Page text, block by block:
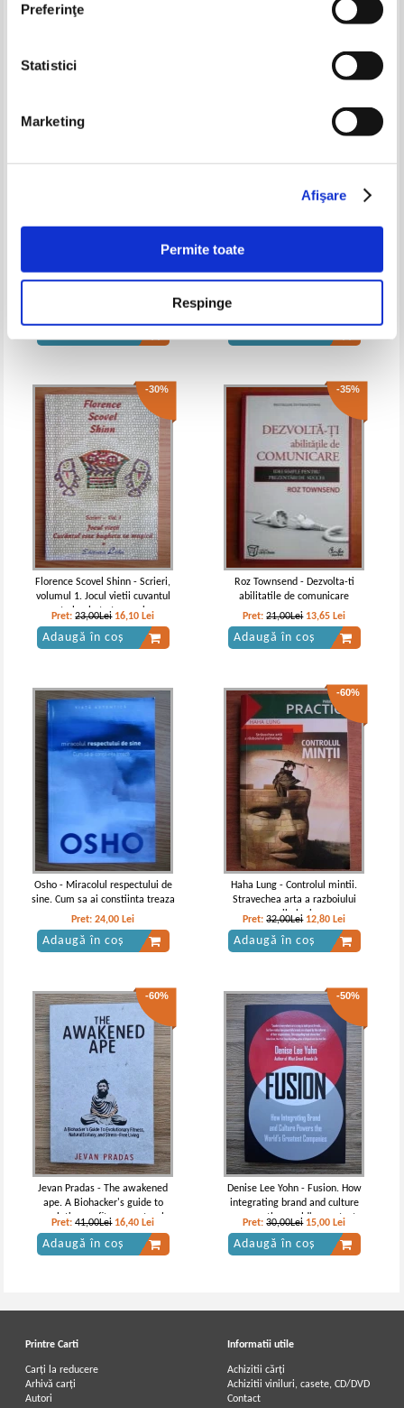
Preferinţe
Statistici
Marketing
Afişare
Permite toate
Respinge
maniere astazi (cu autograf)
Pret:24,00Lei Lei
Gary si Joy Lundberg - Invata sa
sa isi rezolve problemele si sa ai
N. E. Pestov - Cum sa ne
-30%
Florence Scovel Shinn - Scrieri,
volumul 1. Jocul vietii cuvantul
este bagheta ta magica
Pret:23,00Lei 16,10 Lei
Adaugă în coș
-35%
Roz Townsend - Dezvolta-ti
abilitatile de comunicare
Pret:21,00Lei 13,65 Lei
Adaugă în coș
Osho - Miracolul respectului de
sine. Cum sa ai constiinta treaza
Pret:24,00 Lei
Adaugă în coș
-60%
Haha Lung - Controlul mintii.
Stravechea arta a razboiului
psihologic
Pret:32,00Lei 12,80 Lei
Adaugă în coș
-60%
Jevan Pradas - The awakened
ape. A Biohacker's guide to
evolutionary fitness, natural
ecstasy and stress-free living
Pret:41,00Lei 16,40 Lei
Adaugă în coș
-50%
Denise Lee Yohn - Fusion. How
integrating brand and culture
powers the world's greatest
companies
Pret:30,00Lei 15,00 Lei
Adaugă în coș
Printre Carti
Carți la reducere
Arhivă carți
Autori
Informatii utile
Achizitii cărți
Achizitii viniluri, casete, CD/DVD
Contact